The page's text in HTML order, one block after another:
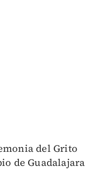
del Grito
de Guadalajara